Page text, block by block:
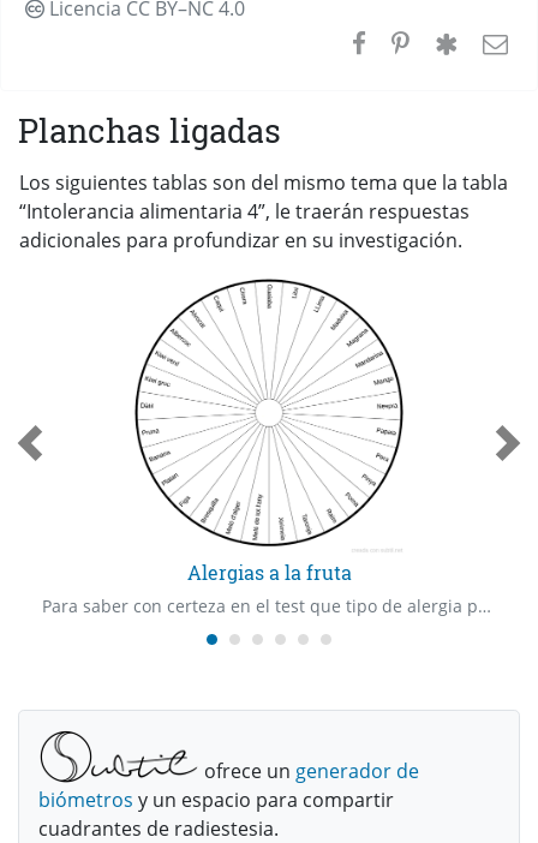
Licencia CC BY–NC 4.0
Planchas ligadas
Los siguientes tablas son del mismo tema que la tabla
“Intolerancia alimentaria 4”, le traerán respuestas
adicionales para profundizar en su investigación.
Alergias a la fruta
Para saber con certeza en el test que tipo de alergia puede tener cualquier persona con la fruta
ofrece un generador de
biómetros y un espacio para compartir
cuadrantes de radiestesia.